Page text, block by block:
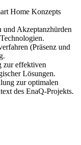
Home Konzepts
Akzeptanzhürden
(Präsenz und
zur effektiven
Lösungen.
zur optimalen
des EnaQ-Projekts.